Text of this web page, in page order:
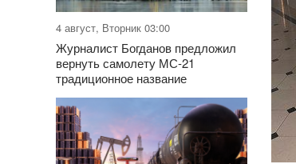
4 август, Вторник 03:00
Журналист Богданов предложил
вернуть самолету МС-21
традиционное название